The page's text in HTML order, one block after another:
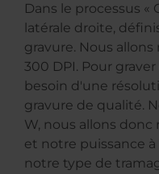
Dans le processus «
latérale droite,
gravure. Nous
300 DPI. Pour
besoin d'une
gravure de qualité.
W, nous allons donc
et notre puissance à
notre type de